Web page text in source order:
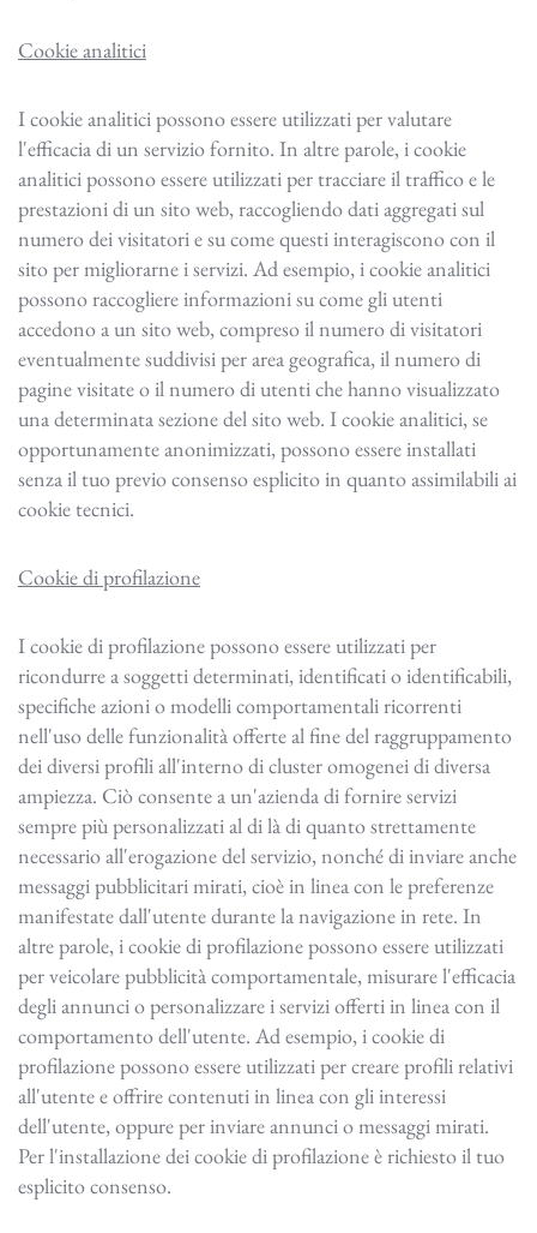
Cookie analitici
I cookie analitici possono essere utilizzati per valutare
l'efficacia di un servizio fornito. In altre parole, i cookie
analitici possono essere utilizzati per tracciare il traffico e le
prestazioni di un sito web, raccogliendo dati aggregati sul
numero dei visitatori e su come questi interagiscono con il
sito per migliorarne i servizi. Ad esempio, i cookie analitici
possono raccogliere informazioni su come gli utenti
accedono a un sito web, compreso il numero di visitatori
eventualmente suddivisi per area geografica, il numero di
pagine visitate o il numero di utenti che hanno visualizzato
una determinata sezione del sito web. I cookie analitici, se
opportunamente anonimizzati, possono essere installati
senza il tuo previo consenso esplicito in quanto assimilabili ai
cookie tecnici.
Cookie di profilazione
I cookie di profilazione possono essere utilizzati per
ricondurre a soggetti determinati, identificati o identificabili,
specifiche azioni o modelli comportamentali ricorrenti
nell'uso delle funzionalità offerte al fine del raggruppamento
dei diversi profili all'interno di cluster omogenei di diversa
ampiezza. Ciò consente a un'azienda di fornire servizi
sempre più personalizzati al di là di quanto strettamente
necessario all'erogazione del servizio, nonché di inviare anche
messaggi pubblicitari mirati, cioè in linea con le preferenze
manifestate dall'utente durante la navigazione in rete. In
altre parole, i cookie di profilazione possono essere utilizzati
per veicolare pubblicità comportamentale, misurare l'efficacia
degli annunci o personalizzare i servizi offerti in linea con il
comportamento dell'utente. Ad esempio, i cookie di
profilazione possono essere utilizzati per creare profili relativi
all'utente e offrire contenuti in linea con gli interessi
dell'utente, oppure per inviare annunci o messaggi mirati.
Per l'installazione dei cookie di profilazione è richiesto il tuo
esplicito consenso.